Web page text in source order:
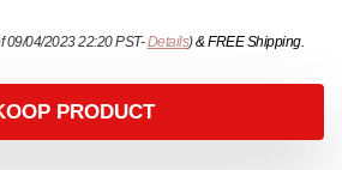
09/04/2023 22:20 PST-Details)&FREE Shipping.
PRODUCT